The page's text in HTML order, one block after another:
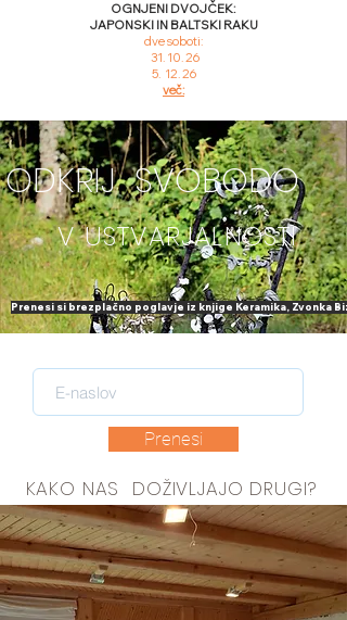
OGNJENI DVOJČEK:
JAPONSKI IN BALTSKI RAKU
dve soboti:
31. 10. 26
5. 12. 26
več:
ODKRIJ SVOBODO
V USTVARJALNOSTI
Prenesi si brezplačno poglavje iz knjige Keramika, Zvonka
Prenesi
KAKO NAS DOŽIVLJAJO DRUGI?